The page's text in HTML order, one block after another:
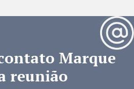
Marque
reunião